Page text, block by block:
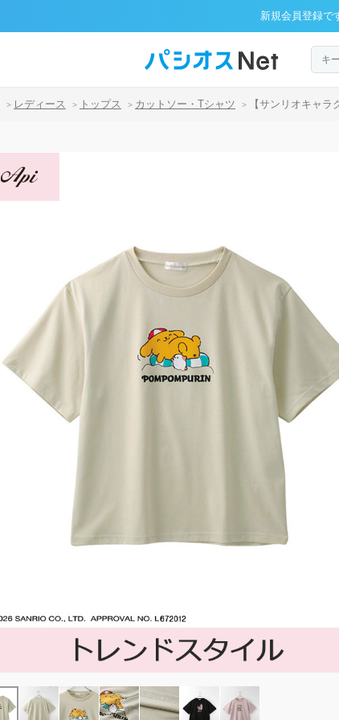
新規会員登録で
> レディース > トップス > カットソー・Tシャツ > 【サンリオキャ